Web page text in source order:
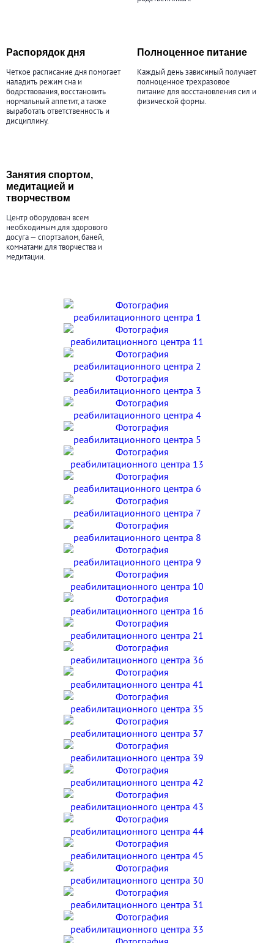
Распорядок дня
Четкое расписание дня помогает
наладить режим сна и
бодрствования, восстановить
нормальный аппетит, а также
выработать ответственность и
дисциплину.
Полноценное питание
Каждый день зависимый получает
полноценное трехразовое
питание для восстановления сил и
физической формы.
Занятия спортом,
медитацией и
творчеством
Центр оборудован всем
необходимым для здорового
досуга — спортзалом, баней,
комнатами для творчества и
медитации.